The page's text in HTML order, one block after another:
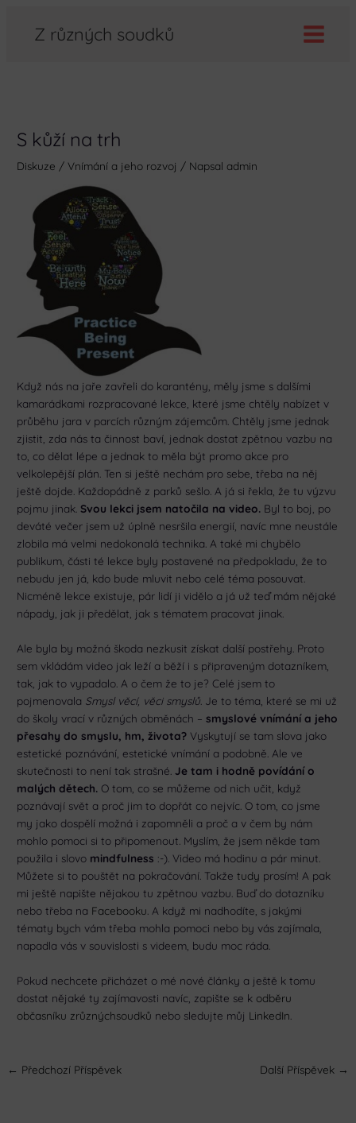
Z různých soudků
S kůží na trh
Diskuze / Vnímání a jeho rozvoj / Napsal admin
Když nás na jaře zavřeli do karantény, měly jsme s dalšími
kamarádkami rozpracované lekce, které jsme chtěly nabízet v
průběhu jara v parcích různým zájemcům. Chtěly jsme jednak
zjistit, zda nás ta činnost baví, jednak dostat zpětnou vazbu na
to, co dělat lépe a jednak to měla být promo akce pro
velkolepější plán. Ten si ještě nechám pro sebe, třeba na něj
ještě dojde. Každopádně z parků sešlo. A já si řekla, že tu výzvu
pojmu jinak.Svou lekci jsem natočila na video. Byl to boj, po
deváté večer jsem už úplně nesršila energií, navíc mne neustále
zlobila má velmi nedokonalá technika. A také mi chybělo
publikum, části té lekce byly postavené na předpokladu, že to
nebudu jen já, kdo bude mluvit nebo celé téma posouvat.
Nicméně lekce existuje, pár lidí ji vidělo a já už teď mám nějaké
nápady, jak ji předělat, jak s tématem pracovat jinak.
Ale byla by možná škoda nezkusit získat další postřehy. Proto
sem vkládám video jak leží a běží i s připraveným dotazníkem,
tak, jak to vypadalo. A o čem že to je? Celé jsem to
pojmenovala Smysl věcí, věci smyslů . Je to téma, které se mi už
do školy vrací v různých obměnách –smyslové vnímání a jeho
přesahy do smyslu, hm, života? Vyskytují se tam slova jako
estetické poznávání, estetické vnímání a podobně. Ale ve
skutečnosti to není tak strašné. Je tam i hodně povídání o
malých dětech. O tom, co se můžeme od nich učit, když
poznávají svět a proč jim to dopřát co nejvíc. O tom, co jsme
my jako dospělí možná i zapomněli a proč a v čem by nám
mohlo pomoci si to připomenout. Myslím, že jsem někde tam
použila i slovo mindfulness :-). Video má hodinu a pár minut.
Můžete si to pouštět na pokračování. Takžetudy prosím! A pak
mi ještě napište nějakou tu zpětnou vazbu. Buď do dotazníku
nebo třeba na Facebooku . A když mi nadhodíte, s jakými
tématy bych vám třeba mohla pomoci nebo by vás zajímala,
napadla vás v souvislosti s videem, budu moc ráda.
Pokud nechcete přicházet o mé nové články a ještě k tomu
dostat nějaké ty zajímavosti navíc, zapište se k odběru
občasníku zrůznýchsoudků nebo sledujte můj LinkedIn
← Předchozí Příspěvek Další Příspěvek →